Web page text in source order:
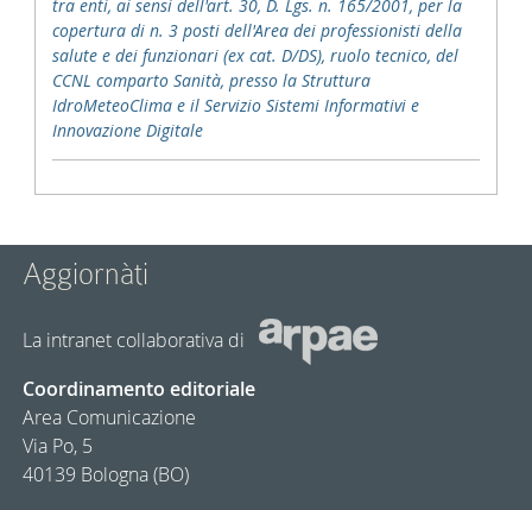
tra enti, ai sensi dell'art. 30, D. Lgs. n. 165/2001, per la
copertura di n. 3 posti dell'Area dei professionisti della
salute e dei funzionari (ex cat. D/DS), ruolo tecnico, del
CCNL comparto Sanità, presso la Struttura
IdroMeteoClima e il Servizio Sistemi Informativi e
Innovazione Digitale
Aggiornàti
La intranet collaborativa di
Coordinamento editoriale
Area Comunicazione
Via Po, 5
40139 Bologna (BO)